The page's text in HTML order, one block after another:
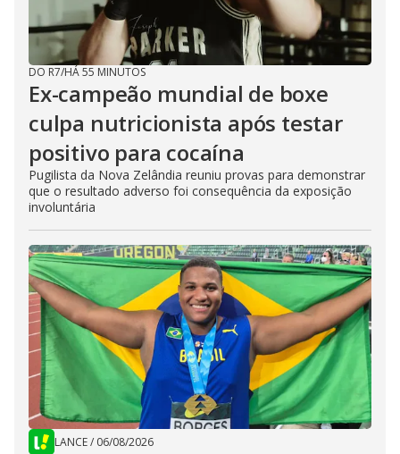
DO R7/HÁ 55 MINUTOS
Ex-campeão mundial de boxe
culpa nutricionista após testar
positivo para cocaína
Pugilista da Nova Zelândia reuniu provas para demonstrar
que o resultado adverso foi consequência da exposição
involuntária
LANCE/ 06/08/2026